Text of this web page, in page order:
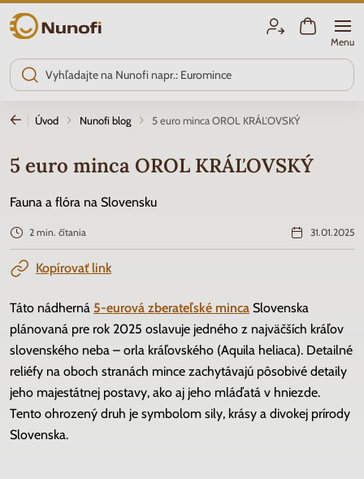
Nunofi.sk
Menu
Úvod Nunofi blog 5 euro minca OROL KRÁĽOVSKÝ
5 euro minca OROL KRÁĽOVSKÝ
Fauna a flóra na Slovensku
2 min. čítania 31.01.2025
Kopírovať link
Táto nádherná 5-eurová zberateľské minca Slovenska
plánovaná pre rok 2025 oslavuje jedného z najväčších kráľov
slovenského neba – orla kráľovského (Aquila heliaca). Detailné
reliéfy na oboch stranách mince zachytávajú pôsobivé detaily
jeho majestátnej postavy, ako aj jeho mláďatá v hniezde.
Tento ohrozený druh je symbolom sily, krásy a divokej prírody
Slovenska.